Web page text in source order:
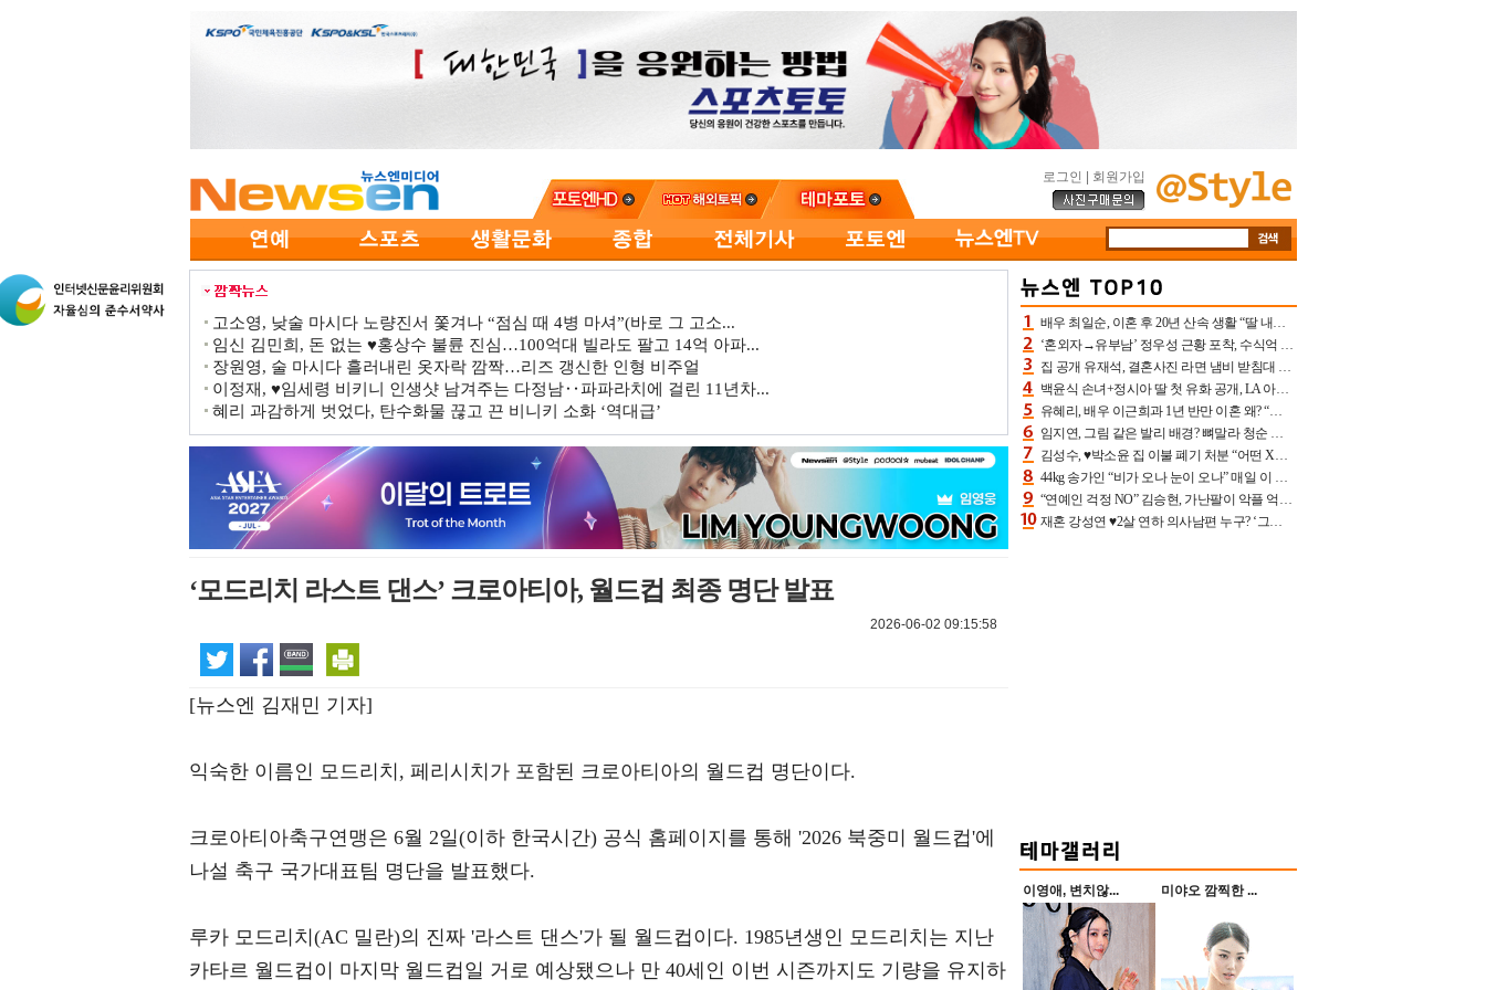
로그인 회원가입
고소영, 낮술 마시다 노량진서 쫓겨나 “점심 때 4병 마셔”(바로 그 고소...
임신 김민희, 돈 없는 ♥홍상수 불륜 진심…100억대 빌라도 팔고 14억 아파...
장원영, 술 마시다 흘러내린 옷자락 깜짝…리즈 갱신한 인형 비주얼
이정재, ♥임세령 비키니 인생샷 남겨주는 다정남‥파파라치에 걸린 11년차...
혜리 과감하게 벗었다, 탄수화물 끊고 끈 비니키 소화 ‘역대급’
‘모드리치 라스트 댄스’ 크로아티아, 월드컵 최종 명단 발표
2026-06-02 09:15:58
[뉴스엔 김재민 기자]
익숙한 이름인 모드리치, 페리시치가 포함된 크로아티아의 월드컵 명단이다.
크로아티아축구연맹은 6월 2일(이하 한국시간) 공식 홈페이지를 통해 '2026 북중미 월드컵'에
나설 축구 국가대표팀 명단을 발표했다.
루카 모드리치(AC 밀란)의 진짜 '라스트 댄스'가 될 월드컵이다. 1985년생인 모드리치는 지난
카타르 월드컵이 마지막 월드컵일 거로 예상됐으나 만 40세인 이번 시즌까지도 기량을 유지하
배우 최일순, 이혼 후 20년 산속 생활 “딸 내가 버렸다고 원망‥맘 아파”(특종)[어제TV]
‘혼외자→유부남’ 정우성 근황 포착, 수식억 해킹 피해 후배 만났다 “존경하는”
집 공개 유재석, 결혼사진 라면 냄비 받침대 되고 분노‥가족사진도 피해(놀뭐)[어제TV]
백윤식 손녀+정시아 딸 첫 유화 공개, LA 아트쇼→서울국제조각페스타 작가다운 수준급 실력
유혜리, 배우 이근희과 1년 반만 이혼 왜? “식칼 꽂고 의자 던져” 충격 폭로(특종)[어제TV]
임지연, 그림 같은 발리 배경? 뼈말라 청순 비키니 핏에 상대 안 되네
김성수, ♥박소윤 집 이불 폐기 처분 “어떤 X이랑 썼을지 몰라” 질투(신랑수업2)[어제TV]
44kg 송가인 “비가 오나 눈이 오나” 매일 이 운동, 허벅지 근육량 상승+체지방 감소
“연예인 걱정 NO” 김승현, 가난팔이 악플 억울할만‥아내+딸과 日 여행
재혼 강성연 ♥2살 연하 의사남편 누구? ‘그알’ 자문의에 훈남 비주얼 초엘리트 스펙 [종합]
이영애, 변치않... 미야오 깜찍한 ...